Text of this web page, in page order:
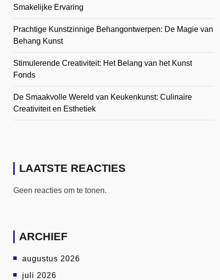
Smakelijke Ervaring
Prachtige Kunstzinnige Behangontwerpen: De Magie van
Behang Kunst
Stimulerende Creativiteit: Het Belang van het Kunst
Fonds
De Smaakvolle Wereld van Keukenkunst: Culinaire
Creativiteit en Esthetiek
LAATSTE REACTIES
Geen reacties om te tonen.
ARCHIEF
augustus 2026
juli 2026